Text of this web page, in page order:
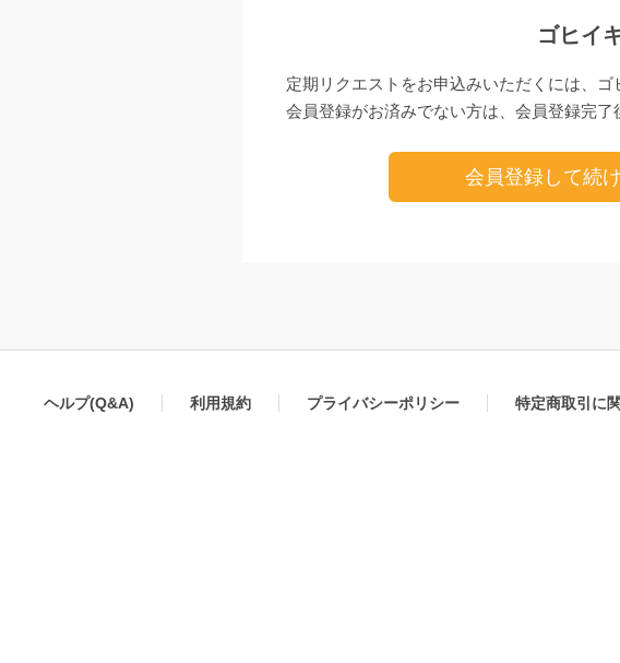
ゴヒイ
定期リクエストをお申込みいただくには、ゴ
会員登録がお済みでない方は、会員登録完
会員登録して続
ヘルプ(Q&A) 利用規約 プライバシーポリシー 特定商取引に